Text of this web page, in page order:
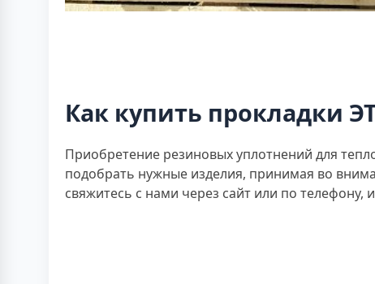
Как купить прокладки
Приобретение резиновых уплотнений для
подобрать нужные изделия, принимая во
свяжитесь с нами через сайт или по